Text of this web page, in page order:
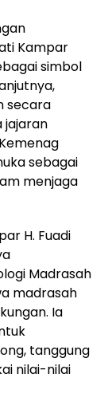
Kampar
simbol
secara
jajaran
sebagai
menjaga
H. Fuadi
Madrasah
madrasah
Ia
tanggung
nilai-nilai